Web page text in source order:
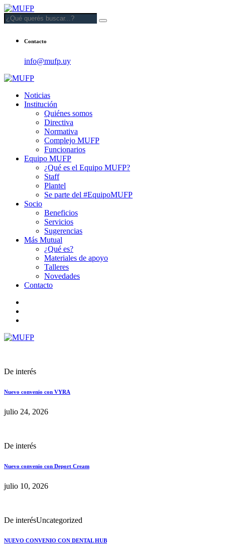
Contacto
info@mufp.uy
Noticias
Institución
Quiénes somos
Directiva
Normativa
Complejo MUFP
Funcionarios
Equipo MUFP
¿Qué es el Equipo MUFP?
Staff
Plantel
Se parte del #EquipoMUFP
Socio
Beneficios
Servicios
Sugerencias
Más Mutual
¿Qué es?
Materiales de apoyo
Talleres
Novedades
Contacto
De interés
Nuevo convenio con VYRA
julio 24, 2026
De interés
Nuevo convenio con Deport Cream
julio 10, 2026
De interésUncategorized
NUEVO CONVENIO CON DENTAL HUB